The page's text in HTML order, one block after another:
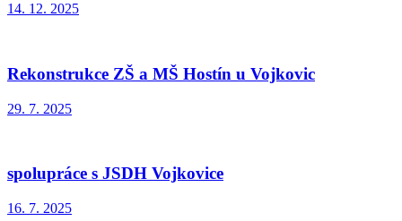
14. 12. 2025
Rekonstrukce ZŠ a MŠ Hostín u Vojkovic
29. 7. 2025
spolupráce s JSDH Vojkovice
16. 7. 2025